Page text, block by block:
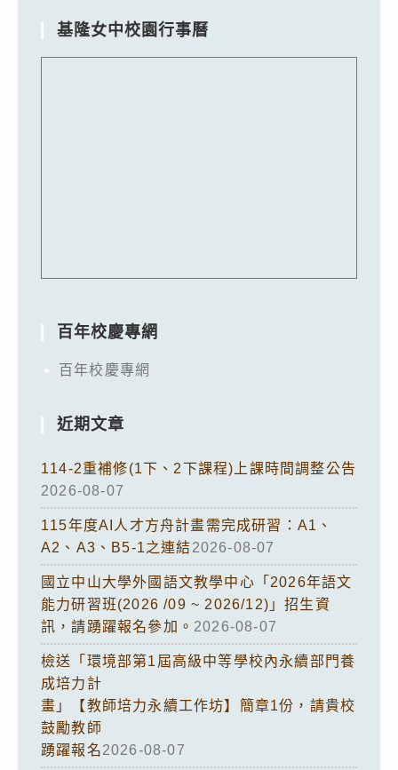
基隆女中校園行事曆
百年校慶專網
百年校慶專網
近期文章
114-2重補修(1下、2下課程)上課時間調整公告
2026-08-07
115年度AI人才方舟計畫需完成研習：A1、
A2、A3、B5-1之連結2026-08-07
國立中山大學外國語文教學中心「2026年語文
能力研習班(2026 /09 ~ 2026/12)」招生資
訊，請踴躍報名參加。 2026-08-07
檢送「環境部第1屆高級中等學校內永續部門養
成培力計
畫」【教師培力永續工作坊】簡章1份，請貴校
鼓勵教師
踴躍報名2026-08-07